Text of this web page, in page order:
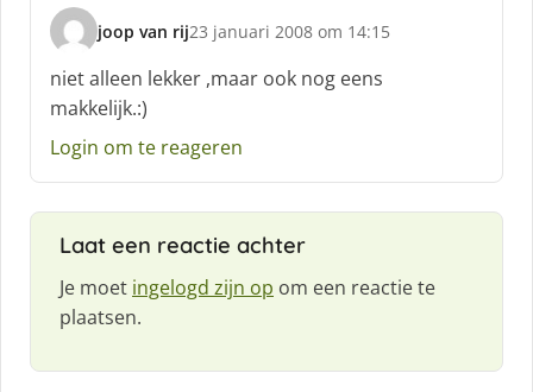
joop van rij
s
h
r
e
:
23 januari 2008 om 14:15
niet alleen lekker ,maar ook nog eens
makkelijk.:)
Login om te reageren
Laat een reactie achter
Je moet ingelogd zijn op om een reactie te
plaatsen.